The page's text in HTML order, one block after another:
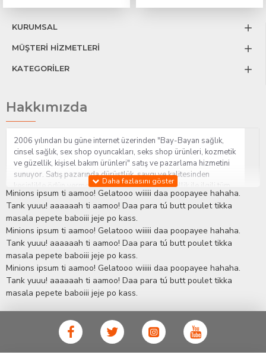
KURUMSAL
MÜŞTERİ HİZMETLERİ
KATEGORİLER
Hakkımızda
2006 yılından bu güne internet üzerinden "Bay-Bayan sağlık,
cinsel sağlık, sex shop oyuncakları, seks shop ürünleri, kozmetik
ve güzellik, kişisel bakım ürünleri" satış ve pazarlama hizmetini
sunuyor. Satış pazarında dürüstlük, saygı ve kalitesinden
kesinlikle ödün vermeden hizmet sağlık ve güzellik ile ilgili tüm
sorularınıza anında cevap verebilen Yetkin ve uzman kadrosu ile
ihtiyaçlarınızı en uygun fiyat ve taksit seçenekleriyle karşılıyor.
İstanbul beylikdüzü Erotik Shop sitemizde insan odaklı çalışma
stratejimiz ile müşterilerimizin yaşamlarında mutlu, sağlıklı ve
bakımlı olmaları için onlara sağlık ve güzellik danışmanlığı
sağlıyoruz.Sex ShopAlışveriş sitemiz Erotik Shop sektöründeki
gelişmeleri ve yenilikleri çok yakından takip etmesi, yaklaşık
5000'e yakın geniş ürün yelpazesi ile Türkiye'de bu sektörde
kendi alanımızda en geniş ürün gurubuna sahip ender
mağazalardan biri olması, müşteri memnuniyetini her zaman ön
planda tutan yaklaşımcı ve yenilikçi servislerin geliştirilmesi
konusundaki becerileri ile kendisine Cinsel Ürün hayatında lider
ve kalıcı bir yer edinmiştir.
Minions ipsum ti aamoo! Gelatooo wiiiii daa poopayee hahaha.
Tank yuuu! aaaaaah ti aamoo! Daa para tú butt poulet tikka
masala pepete baboiii jeje po kass.
Minions ipsum ti aamoo! Gelatooo wiiiii daa poopayee hahaha.
Tank yuuu! aaaaaah ti aamoo! Daa para tú butt poulet tikka
masala pepete baboiii jeje po kass.
Minions ipsum ti aamoo! Gelatooo wiiiii daa poopayee hahaha.
Tank yuuu! aaaaaah ti aamoo! Daa para tú butt poulet tikka
masala pepete baboiii jeje po kass.